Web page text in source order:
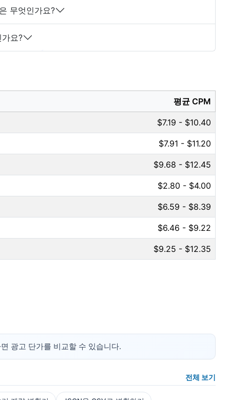
무엇인가요?
요?
평균 CPM
$7.19 - $10.40
$7.91 - $11.20
$9.68 - $12.45
$2.80 - $4.00
$6.59 - $8.39
$6.46 - $9.22
$9.25 - $12.35
광고 단가를 비교할 수 있습니다.
전체 보기